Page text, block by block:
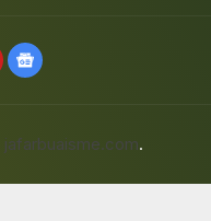
jafarbuaisme.com.